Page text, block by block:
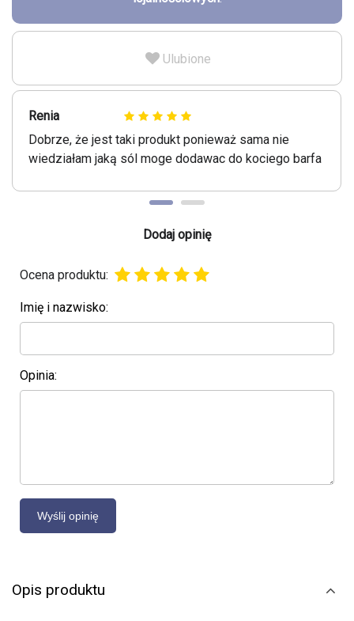
Ulubione
Renia
Dobrze, że jest taki produkt ponieważ sama nie
wiedziałam jaką sól moge dodawac do kociego barfa
Dodaj opinię
Ocena produktu:
Imię i nazwisko:
Opinia:
Opis produktu